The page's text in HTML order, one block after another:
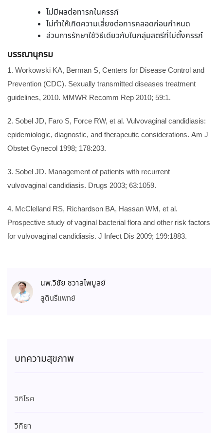
ไม่มีผลต่อทารกในครรภ์
ไม่ทำให้เกิดความเสี่ยงต่อการคลอดก่อนกำหนด
ส่วนการรักษาใช้วิธีเดียวกับในกลุ่มสตรีที่ไม่ตั้งครรภ์
บรรณานุกรม
1. Workowski KA, Berman S, Centers for Disease Control and
Prevention (CDC). Sexually transmitted diseases treatment
guidelines, 2010. MMWR Recomm Rep 2010; 59:1.
2. Sobel JD, Faro S, Force RW, et al. Vulvovaginal candidiasis:
epidemiologic, diagnostic, and therapeutic considerations. Am J
Obstet Gynecol 1998; 178:203.
3. Sobel JD. Management of patients with recurrent
vulvovaginal candidiasis. Drugs 2003; 63:1059.
4. McClelland RS, Richardson BA, Hassan WM, et al.
Prospective study of vaginal bacterial flora and other risk factors
for vulvovaginal candidiasis. J Infect Dis 2009; 199:1883.
นพ.วิชัย ชวาลไพบูลย์
สูตินรีแพทย์
บทความสุขภาพ
วิกิโรค
วิกิยา